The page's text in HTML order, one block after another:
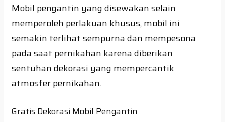
Mobil pengantin yang disewakan selain
memperoleh perlakuan khusus, mobil ini
semakin terlihat sempurna dan mempesona
pada saat pernikahan karena diberikan
sentuhan dekorasi yang mempercantik
atmosfer pernikahan.
Gratis Dekorasi Mobil Pengantin